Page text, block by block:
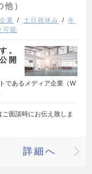
）
業 土日祝休み
年
可能
。
開
であるメディア企業（W
面談時にお伝え致しま
詳細へ